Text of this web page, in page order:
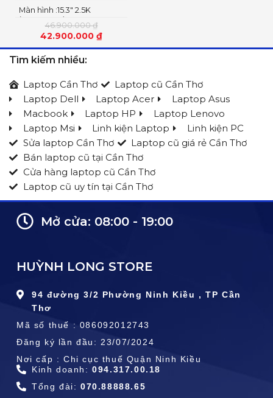
46.900.000₫
42.900.000 ₫
Màn hình :15.3" 2.5K
(2560x1600) OLED
Tìm kiếm nhiều:
Laptop Cần Thơ
Laptop cũ Cần Thơ
Laptop Dell
Laptop Acer
Laptop Asus
Macbook
Laptop HP
Laptop Lenovo
Laptop Msi
Linh kiện Laptop
Linh kiện PC
Sửa laptop Cần Thơ
Laptop cũ giá rẻ Cần Thơ
Bán laptop cũ tại Cần Thơ
Cửa hàng laptop cũ Cần Thơ
Laptop cũ uy tín tại Cần Thơ
Mở cửa: 08:00 - 19:00
HUỲNH LONG STORE
94 đường 3/2 Phường Ninh Kiều , TP Cần
Thơ
Mã số thuế : 086092012743
Đăng ký lần đầu: 23/07/2024
Nơi cấp : Chi cục thuế Quận Ninh Kiều
Kinh doanh:094.317.00.18
Tổng đài: 070.88888.65